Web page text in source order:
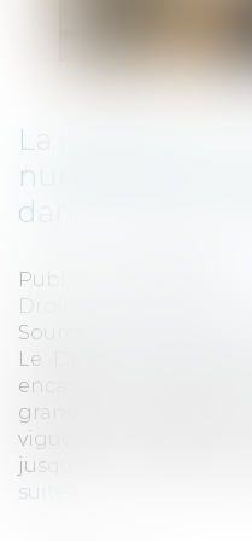
La législation
numériques
dans l'Union
Publié le :
Droit commercial
Source :
Le Digital Markets
encadrer les
grandes
vigueur ce mardi 2
jusqu'au mois de mars
suite